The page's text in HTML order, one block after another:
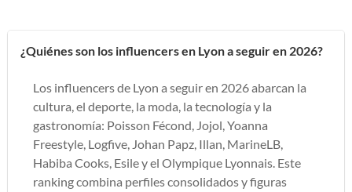
¿Quiénes son los influencers en Lyon a seguir en 2026?
Los influencers de Lyon a seguir en 2026 abarcan la
cultura, el deporte, la moda, la tecnología y la
gastronomía: Poisson Fécond, Jojol, Yoanna
Freestyle, Logfive, Johan Papz, Illan, MarineLB,
Habiba Cooks, Esile y el Olympique Lyonnais. Este
ranking combina perfiles consolidados y figuras